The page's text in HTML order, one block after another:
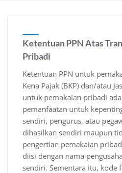
Ketentuan PPN Atas
Pribadi
Ketentuan PPN untuk
Kena Pajak (BKP) dan/atau
untuk pemakaian pribadi
pemanfaatan untuk
sendiri, pengurus, atau
dihasilkan sendiri maupun
pengertian pemakaian
diisi dengan nama
sendiri. Sementara itu, kode